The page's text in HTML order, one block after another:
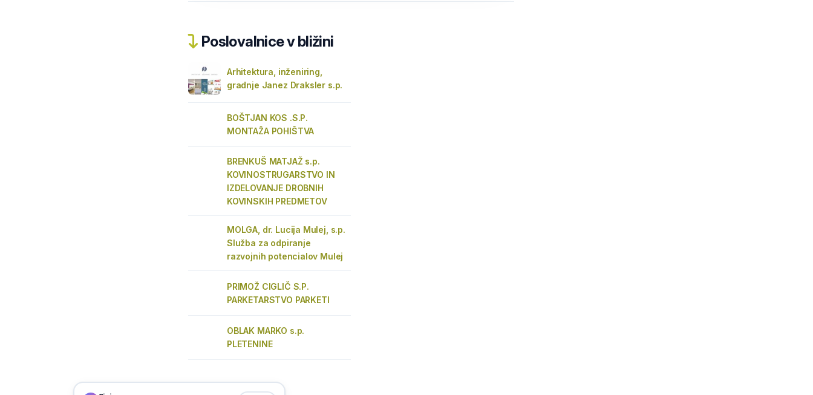
Poslovalnice v bližini
Arhitektura, inženiring,
gradnje Janez Draksler s.p.
BOŠTJAN KOS .S.P.
MONTAŽA POHIŠTVA
BRENKUŠ MATJAŽ s.p.
KOVINOSTRUGARSTVO IN
IZDELOVANJE DROBNIH
KOVINSKIH PREDMETOV
MOLGA, dr. Lucija Mulej, s.p.
Služba za odpiranje
razvojnih potencialov Mulej
PRIMOŽ CIGLIČ S.P.
PARKETARSTVO PARKETI
OBLAK MARKO s.p.
PLETENINE